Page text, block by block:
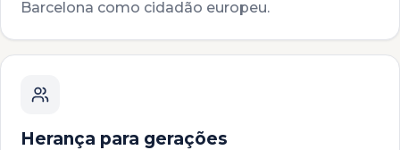
Barcelona como cidadão europeu.
Herança para gerações